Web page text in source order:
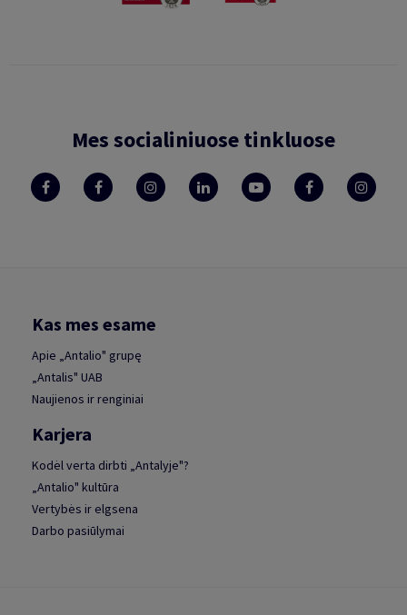
Mes socialiniuose tinkluose
Kas mes esame
Apie „Antalio" grupę
„Antalis" UAB
Naujienos ir renginiai
Karjera
Kodėl verta dirbti „Antalyje"?
„Antalio" kultūra
Vertybės ir elgsena
Darbo pasiūlymai